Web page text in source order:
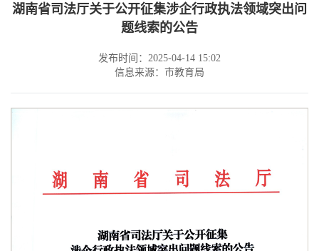
湖南省司法厅关于公开征集涉企行政执法领域突出问
题线索的公告
发布时间：2025-04-14 15:02
信息来源：市教育局